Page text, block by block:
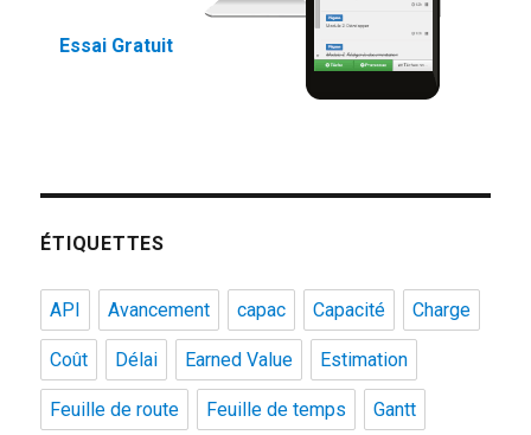
Essai Gratuit
ÉTIQUETTES
API Avancement capac Capacité Charge
Coût Délai Earned Value Estimation
Feuille de route Feuille de temps Gantt